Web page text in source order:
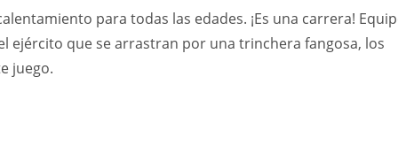
para todas las edades. ¡Es una carrera!
ejército que se arrastran por una trinchera fangosa, los
juego.